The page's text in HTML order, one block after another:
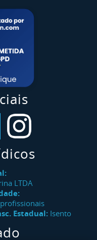
LTDA
Estadual: Isento